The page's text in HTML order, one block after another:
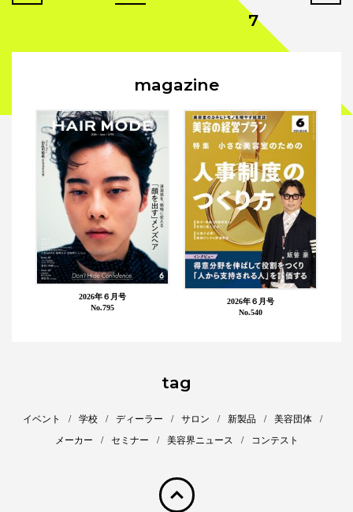
7
magazine
2026年６月号
No.795
2026年６月号
No.540
tag
イベント 学校 ディーラー サロン 新製品
美容団体
メーカー
セミナー 美容界ニュース コンテスト
pagetop